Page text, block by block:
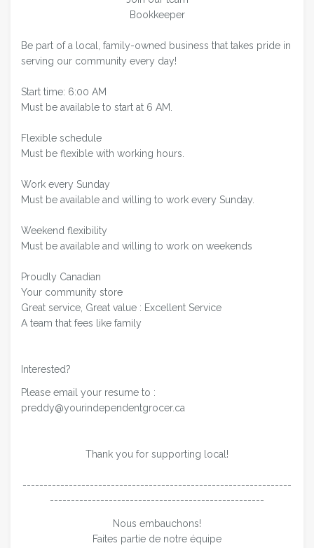
Bookkeeper
Be part of a local, family-owned business that takes pride in
serving our community every day!
Start time: 6:00 AM
Must be available to start at 6 AM.
Flexible schedule
Must be flexible with working hours.
Work every Sunday
Must be available and willing to work every Sunday.
Weekend flexibility
Must be available and willing to work on weekends
Proudly Canadian
Your community store
Great service, Great value : Excellent Service
A team that fees like family
Interested?
Please email your resume to :
preddy@yourindependentgrocer.ca
Thank you for supporting local!
----------------------------------------------------------------
---------------------------------------------------
Nous embauchons!
Faites partie de notre équipe